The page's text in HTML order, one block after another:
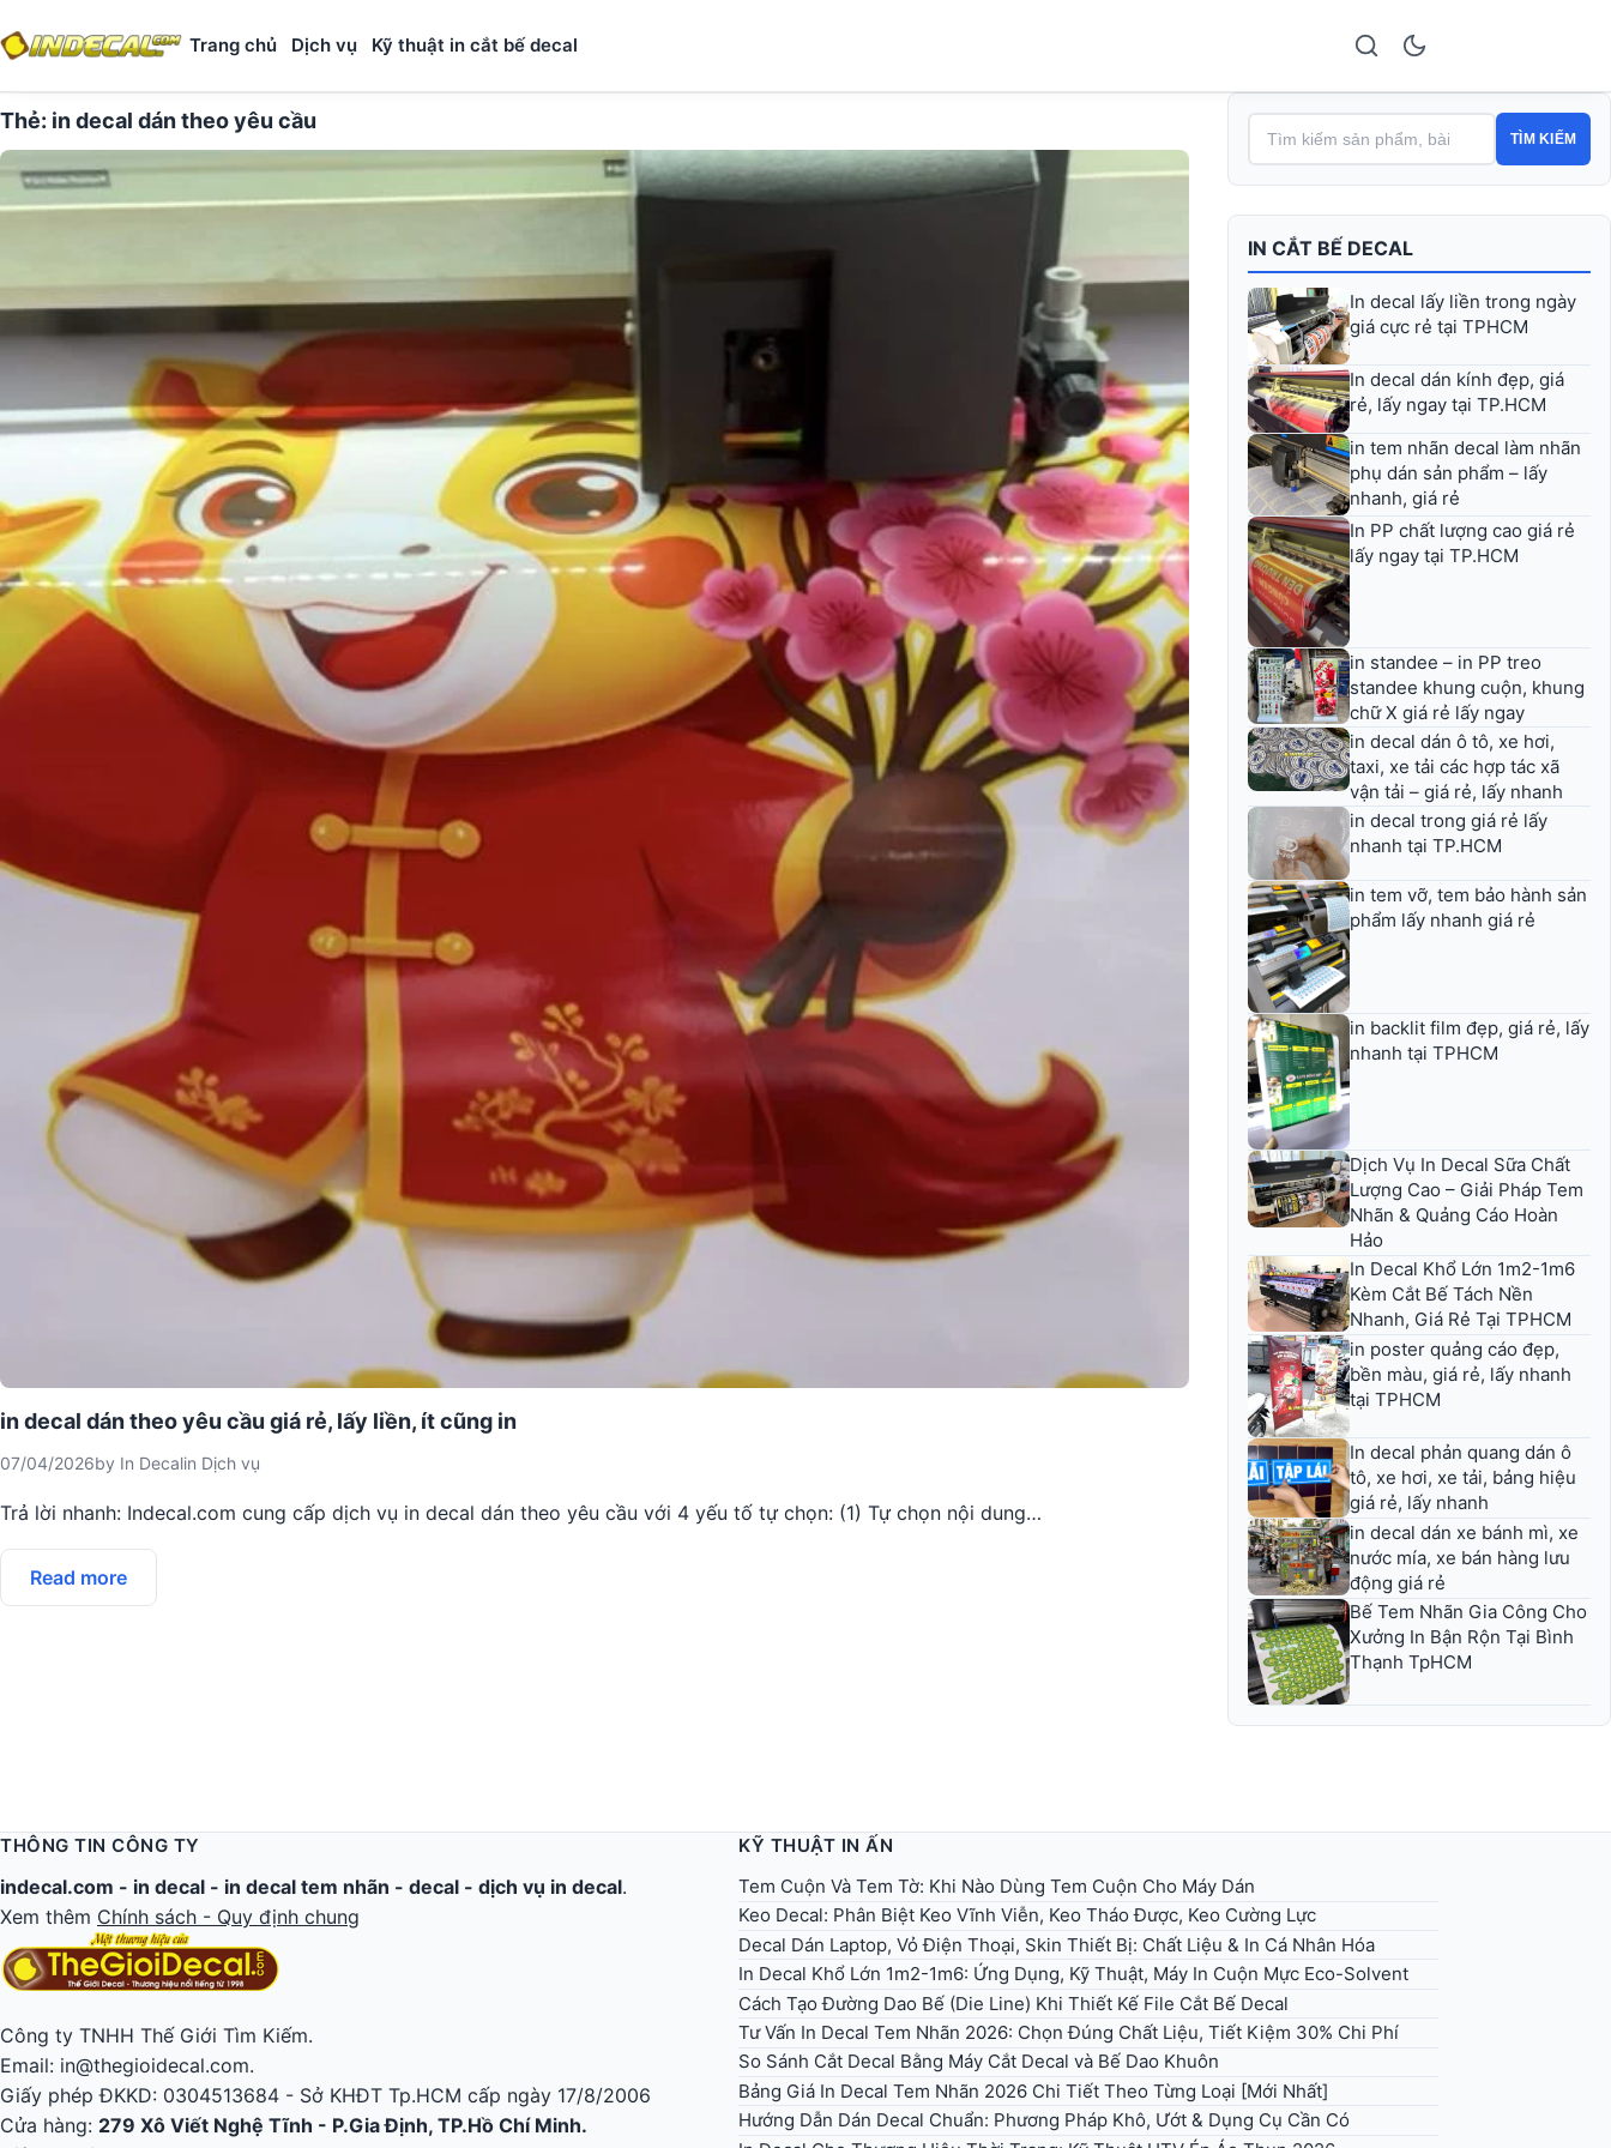
Trang chủ Dịch vụ Kỹ thuật in cắt bế decal
Thẻ: in decal dán theo yêu cầu
in decal dán theo yêu cầu giá rẻ, lấy liền, ít cũng in
07/04/2026by In Decalin Dịch vụ
Trả lời nhanh: Indecal.com cung cấp dịch vụ in decal dán theo yêu cầu với 4 yếu tố tự chọn: (1) Tự chọn nội dung…
Read more
TÌM KIẾM
IN CẮT BẾ DECAL
In decal lấy liền trong ngày
giá cực rẻ tại TPHCM
In decal dán kính đẹp, giá
rẻ, lấy ngay tại TP.HCM
in tem nhãn decal làm nhãn
phụ dán sản phẩm – lấy
nhanh, giá rẻ
In PP chất lượng cao giá rẻ
lấy ngay tại TP.HCM
in standee – in PP treo
standee khung cuộn, khung
chữ X giá rẻ lấy ngay
in decal dán ô tô, xe hơi,
taxi, xe tải các hợp tác xã
vận tải – giá rẻ, lấy nhanh
in decal trong giá rẻ lấy
nhanh tại TP.HCM
in tem vỡ, tem bảo hành sản
phẩm lấy nhanh giá rẻ
in backlit film đẹp, giá rẻ, lấy
nhanh tại TPHCM
Dịch Vụ In Decal Sữa Chất
Lượng Cao – Giải Pháp Tem
Nhãn & Quảng Cáo Hoàn
Hảo
In Decal Khổ Lớn 1m2-1m6
Kèm Cắt Bế Tách Nền
Nhanh, Giá Rẻ Tại TPHCM
in poster quảng cáo đẹp,
bền màu, giá rẻ, lấy nhanh
tại TPHCM
In decal phản quang dán ô
tô, xe hơi, xe tải, bảng hiệu
giá rẻ, lấy nhanh
in decal dán xe bánh mì, xe
nước mía, xe bán hàng lưu
động giá rẻ
Bế Tem Nhãn Gia Công Cho
Xưởng In Bận Rộn Tại Bình
Thạnh TpHCM
THÔNG TIN CÔNG TY
indecal.com - in decal - in decal tem nhãn - decal - dịch vụ in decal.
Xem thêm Chính sách - Quy định chung
Công ty TNHH Thế Giới Tìm Kiếm.
Email: in@thegioidecal.com.
Giấy phép ĐKKD: 0304513684 - Sở KHĐT Tp.HCM cấp ngày 17/8/2006
Cửa hàng: 279 Xô Viết Nghệ Tĩnh - P.Gia Định, TP.Hồ Chí Minh.
KỸ THUẬT IN ẤN
Tem Cuộn Và Tem Tờ: Khi Nào Dùng Tem Cuộn Cho Máy Dán
Keo Decal: Phân Biệt Keo Vĩnh Viễn, Keo Tháo Được, Keo Cường Lực
Decal Dán Laptop, Vỏ Điện Thoại, Skin Thiết Bị: Chất Liệu & In Cá Nhân Hóa
In Decal Khổ Lớn 1m2-1m6: Ứng Dụng, Kỹ Thuật, Máy In Cuộn Mực Eco-Solvent
Cách Tạo Đường Dao Bế (Die Line) Khi Thiết Kế File Cắt Bế Decal
Tư Vấn In Decal Tem Nhãn 2026: Chọn Đúng Chất Liệu, Tiết Kiệm 30% Chi Phí
So Sánh Cắt Decal Bằng Máy Cắt Decal và Bế Dao Khuôn
Bảng Giá In Decal Tem Nhãn 2026 Chi Tiết Theo Từng Loại [Mới Nhất]
Hướng Dẫn Dán Decal Chuẩn: Phương Pháp Khô, Ướt & Dụng Cụ Cần Có